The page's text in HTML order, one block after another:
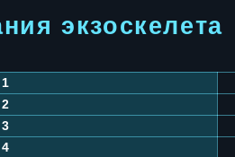
экзоскелета
1
2
3
4